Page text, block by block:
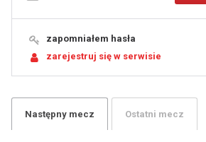
zapomniałem hasła
zarejestruj się w serwisie
Następny mecz Ostatni mecz